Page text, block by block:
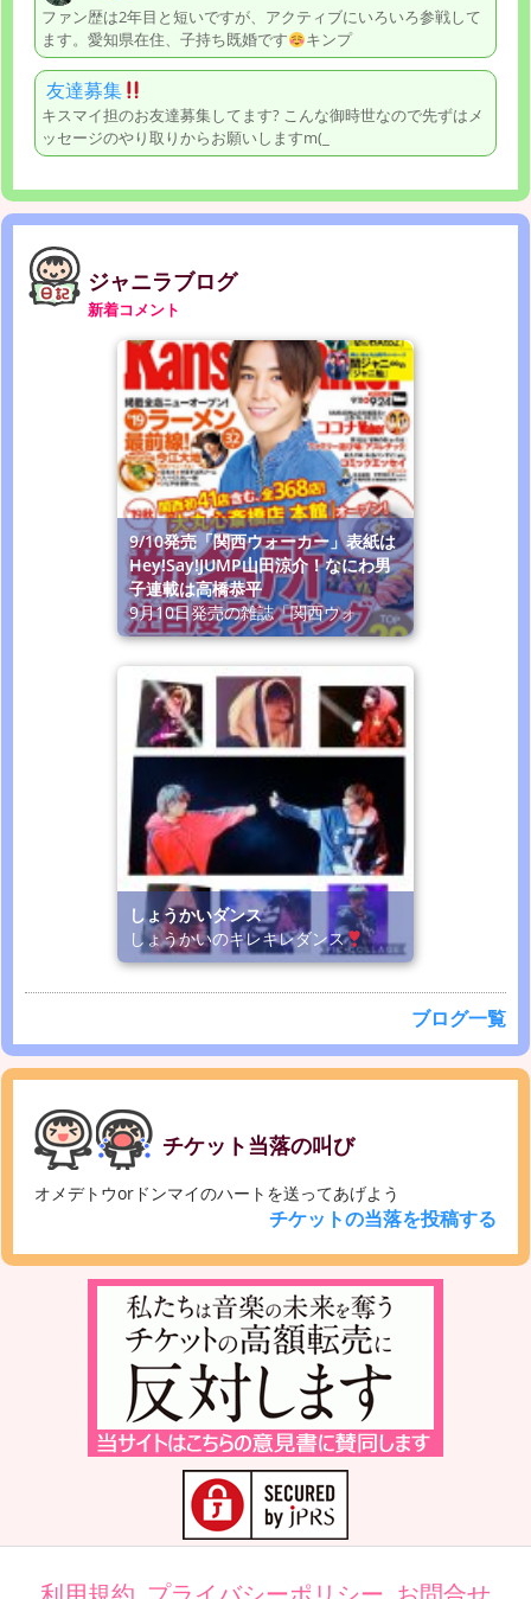
ファン歴は2年目と短いですが、アクティブにいろいろ参戦して
ます。愛知県在住、子持ち既婚です
キンプ
友達募集
キスマイ担のお友達募集してます? こんな御時世なので先ずはメ
ッセージのやり取りからお願いしますm(_
ジャニラブログ
新着コメント
9/10発売「関西ウォーカー」表紙は
Hey!Say!JUMP山田涼介！なにわ男
子連載は高橋恭平
9月10日発売の雑誌「関西ウォ
しょうかいダンス
しょうかいのキレキレダンス
ブログ一覧
チケット当落の叫び
オメデトウorドンマイのハートを送ってあげよう
チケットの当落を投稿する